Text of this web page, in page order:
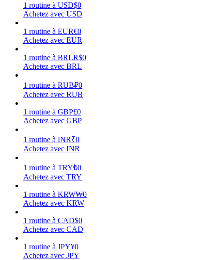
Gagner
Cochon de puissance
Gagnez quotidiennement des récompenses compétitives
1 routine à USD$0
Achetez avec USD
1 routine à EUR€0
Achetez avec EUR
1 routine à BRLR$0
Achetez avec BRL
1 routine à RUB₽0
Achetez avec RUB
1 routine à GBP£0
Achetez avec GBP
1 routine à INR₹0
Achetez avec INR
1 routine à TRY₺0
Achetez avec TRY
1 routine à KRW₩0
Achetez avec KRW
1 routine à CAD$0
Achetez avec CAD
1 routine à JPY¥0
Achetez avec JPY